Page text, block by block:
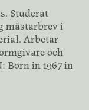
Studerat
mästarbrev i
Arbetar
och
in 1967 in